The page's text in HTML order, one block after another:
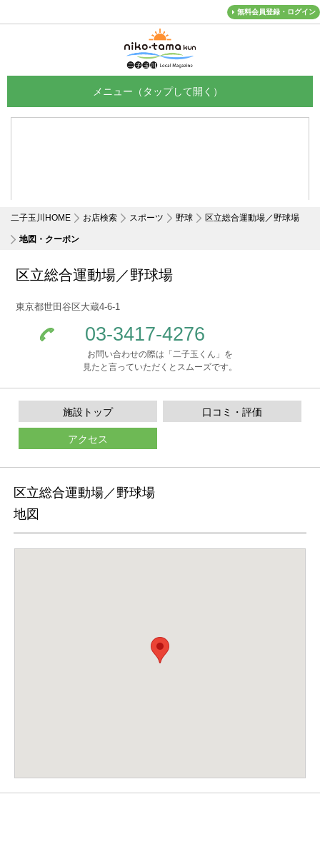
無料会員登録・ログイン
二子玉川HOME お店検索 スポーツ 野球 区立総合運動場／野球場
地図・クーポン
区立総合運動場／野球場
東京都世田谷区大蔵4-6-1
03-3417-4276
お問い合わせの際は「二子玉くん」を
見たと言っていただくとスムーズです。
施設トップ 口コミ・評価
アクセス
区立総合運動場／野球場
地図
メニュー